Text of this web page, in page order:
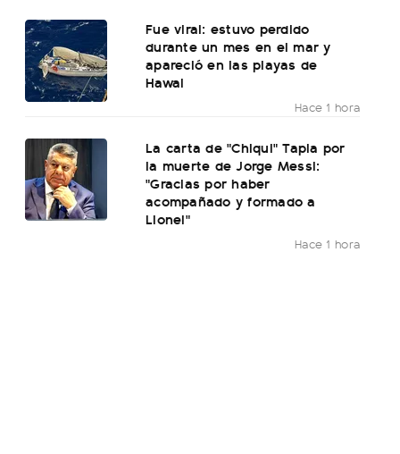
Fue viral: estuvo perdido
durante un mes en el mar y
apareció en las playas de
Hawai
Hace 1 hora
La carta de "Chiqui" Tapia por
la muerte de Jorge Messi:
"Gracias por haber
acompañado y formado a
Lionel"
Hace 1 hora